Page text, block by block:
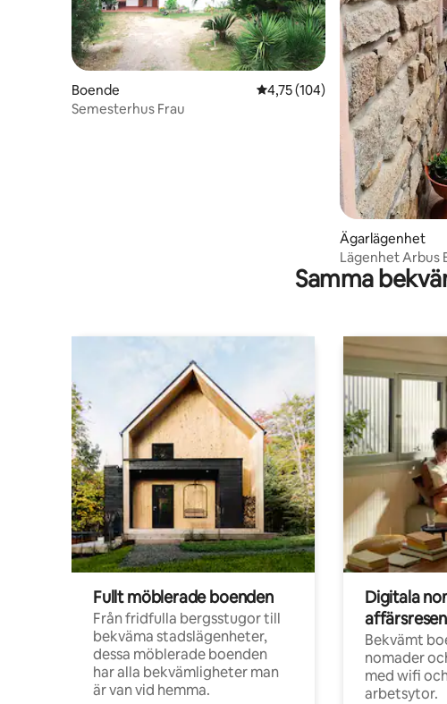
Boende 4,75 av 5 i genomsnittligt
4,75 (104)
Semesterhus Frau
Ägarlägenhet
Lägenhet Arbus
Samma
Fullt möblerade boenden
Från fridfulla bergsstugor till
bekväma stadslägenheter,
dessa möblerade boenden
har alla bekvämligheter man
är van vid hemma.
Digitala
Bekvämt
nomader
med wifi
arbetsytor.